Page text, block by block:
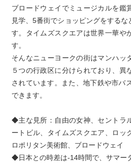
ブロードウェイでミュージカルを鑑
見学、5番街でショッピングをするな
す。タイムズスクエアは世界一華や
す。
そんなニューヨークの街はマンハッ
５つの行政区に分けられており、異
されています。また、地下鉄や市バ
できます。
◆主な見所：自由の女神、セントラ
ートビル、タイムズスクエア、ロッ
ロポリタン美術館、ブロードウェイ
◆日本との時差は-14時間で、サマー